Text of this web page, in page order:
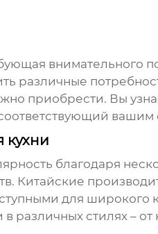
внимательного
различные
приобрести. Вы
кухни
благодаря
Китайские
для широкого
различных стилях –